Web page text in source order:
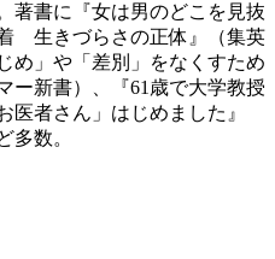
著書に『女は男のどこを見抜
生きづらさの正体』（集英
め」や「差別」をなくすため
ー新書）、『61歳で大学教授
医者さん」はじめました』
多数。